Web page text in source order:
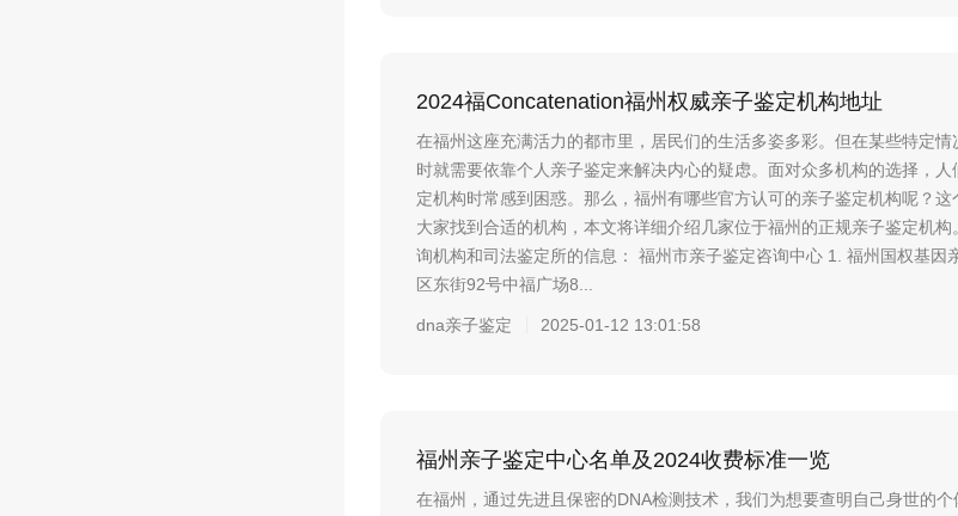
2024福Concatenation福州权威亲子鉴定机构地址
在福州这座充满活力的都市里，居民们的生活多姿多彩。但在某些特定
时就需要依靠个人亲子鉴定来解决内心的疑虑。面对众多机构的选择，
定机构时常感到困惑。那么，福州有哪些官方认可的亲子鉴定机构呢？
大家找到合适的机构，本文将详细介绍几家位于福州的正规亲子鉴定机
询机构和司法鉴定所的信息： 福州市亲子鉴定咨询中心 1. 福州国权基因
区东街92号中福广场8...
dna亲子鉴定 2025-01-12 13:01:58
福州亲子鉴定中心名单及2024收费标准一览
在福州，通过先进且保密的DNA检测技术，我们为想要查明自己身世的